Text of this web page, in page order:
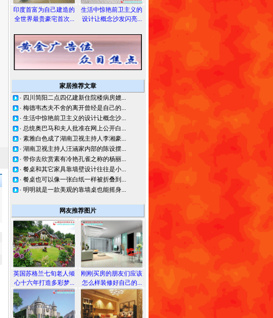
印度首富为自己建造的
全世界最贵豪宅首次...
生活中惊艳前卫主义的
设计让概念沙发闪亮...
家居推荐文章
· 四川简阳二点四亿建新住院楼病房媲...
· 梅德韦杰夫不舍的离开曾经是自己的...
· 生活中惊艳前卫主义的设计让概念沙...
· 总统奥巴马和夫人批准在网上公开白...
· 素雅白色成了湖南卫视主持人李湘豪...
· 湖南卫视主持人汪涵家内部的陈设摆...
· 带你去欣赏素有冷艳孔雀之称的杨丽...
· 餐桌和其它家具靠墙壁设计往往是小...
· 餐桌也可以像一张白纸一样被折叠到...
· 明明就是一款美观的靠墙桌也能摇身...
网友推荐图片
英国苏格兰七旬老人倾
心十六年打造多彩梦...
刚刚买房的朋友们应该
怎么样装修好自己的...